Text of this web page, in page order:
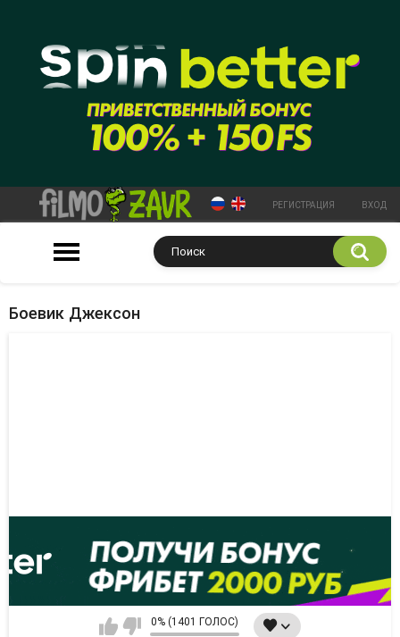
РЕГИСТРАЦИЯ ВХОД
Боевик Джексон
0% (1401 ГОЛОС)